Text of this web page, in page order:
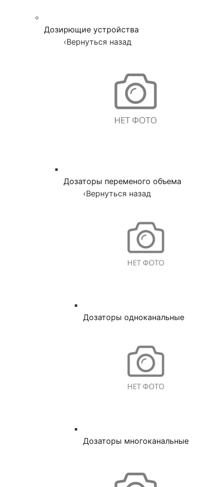
Дозирющие устройства
‹Вернуться назад
Дозаторы переменого объема
‹Вернуться назад
Дозаторы одноканальные
Дозаторы многоканальные